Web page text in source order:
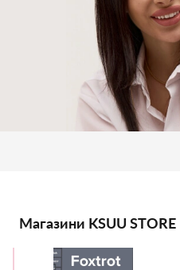
Магазини KSUU STORE